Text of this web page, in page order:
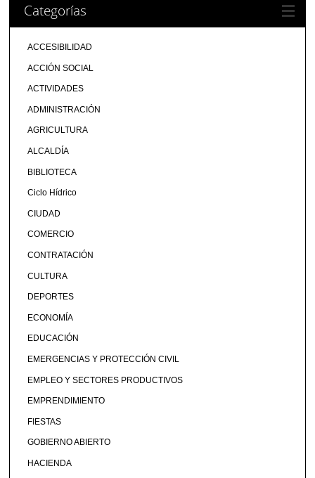
Categorías
ACCESIBILIDAD
ACCIÓN SOCIAL
ACTIVIDADES
ADMINISTRACIÓN
AGRICULTURA
ALCALDÍA
BIBLIOTECA
Ciclo Hídrico
CIUDAD
COMERCIO
CONTRATACIÓN
CULTURA
DEPORTES
ECONOMÍA
EDUCACIÓN
EMERGENCIAS Y PROTECCIÓN CIVIL
EMPLEO Y SECTORES PRODUCTIVOS
EMPRENDIMIENTO
FIESTAS
GOBIERNO ABIERTO
HACIENDA